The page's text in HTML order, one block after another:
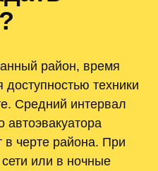
район, время
техники
Средний интервал
автоэвакуатора
в черте района. При
или в ночные